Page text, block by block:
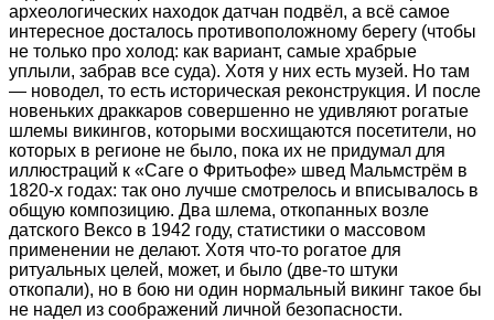
археологических находок датчан подвёл, а всё самое
интересное досталось противоположному берегу (чтобы
не только про холод: как вариант, самые храбрые
уплыли, забрав все суда). Хотя у них есть музей. Но там
— новодел, то есть историческая реконструкция. И после
новеньких драккаров совершенно не удивляют рогатые
шлемы викингов, которыми восхищаются посетители, но
которых в регионе не было, пока их не придумал для
иллюстраций к «Саге о Фритьофе» швед Мальмстрём в
1820-х годах: так оно лучше смотрелось и вписывалось в
общую композицию. Два шлема, откопанных возле
датского Вексо в 1942 году, статистики о массовом
применении не делают. Хотя что-то рогатое для
ритуальных целей, может, и было (две-то штуки
откопали), но в бою ни один нормальный викинг такое бы
не надел из соображений личной безопасности.